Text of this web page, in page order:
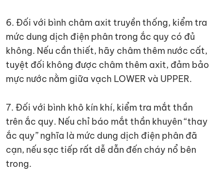
6. Đối với bình châm axit truyền thống, kiểm tra
mức dung dịch điện phân trong ắc quy có đủ
không. Nếu cần thiết, hãy châm thêm nước cất,
tuyệt đối không được châm thêm axit, đảm bảo
mực nước nằm giữa vạch LOWER và UPPER.
7. Đối với bình khô kín khí, kiểm tra mắt thần
trên ắc quy. Nếu chỉ báo mắt thần khuyên “thay
ắc quy” nghĩa là mức dung dịch điện phân đã
cạn, nếu sạc tiếp rất dễ dẫn đến cháy nổ bên
trong.